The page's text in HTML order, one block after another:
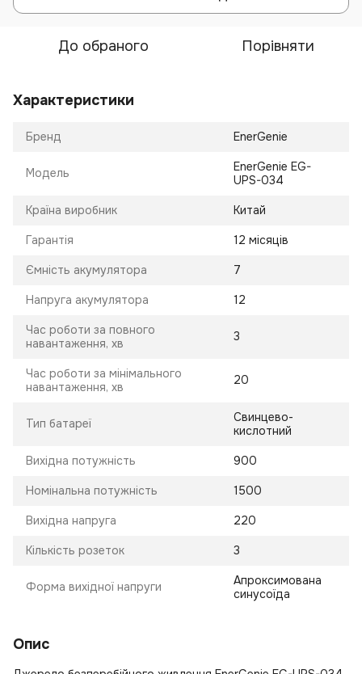
До обраного Порівняти
Характеристики
Бренд EnerGenie
Модель
EnerGenie EG-
UPS-034
Країна виробник Китай
Гарантія 12 місяців
Ємність акумулятора 7
Напруга акумулятора 12
Час роботи за повного
навантаження, хв
3
Час роботи за мінімального
навантаження, хв
20
Тип батареї
Свинцево-
кислотний
Вихідна потужність 900
Номінальна потужність 1500
Вихідна напруга 220
Кількість розеток 3
Форма вихідної напруги
Апроксимована
синусоїда
Опис